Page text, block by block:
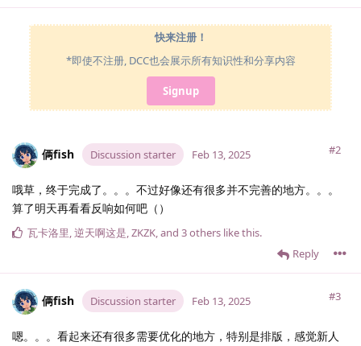
快来注册！
*即使不注册, DCC也会展示所有知识性和分享内容
Signup
俩fish Discussion starter #2
Feb 13, 2025
哦草，终于完成了。。。不过好像还有很多并不完善的地方。。。
算了明天再看看反响如何吧（）
Reply
瓦卡洛里,逆天啊这是,ZKZK, and 3others like this.
俩fish Discussion starter #3
Feb 13, 2025
嗯。。。看起来还有很多需要优化的地方，特别是排版，感觉新人